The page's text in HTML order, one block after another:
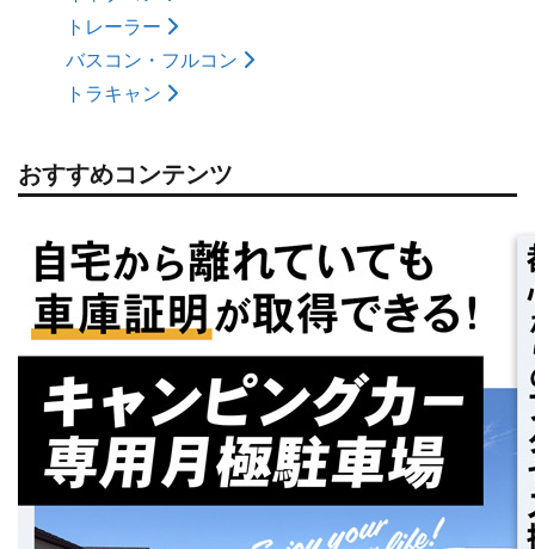
トレーラー
バスコン・フルコン
トラキャン
おすすめコンテンツ